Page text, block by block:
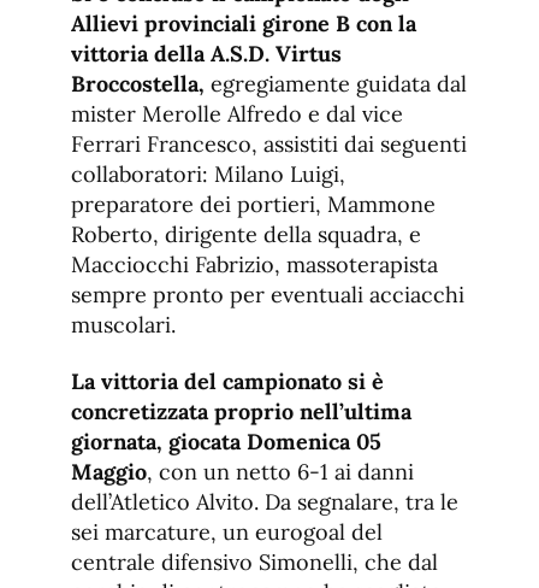
Allievi provinciali girone B con la
vittoria della A.S.D. Virtus
Broccostella, egregiamente guidata dal
mister Merolle Alfredo e dal vice
Ferrari Francesco, assistiti dai seguenti
collaboratori: Milano Luigi,
preparatore dei portieri, Mammone
Roberto, dirigente della squadra, e
Macciocchi Fabrizio, massoterapista
sempre pronto per eventuali acciacchi
muscolari.
La vittoria del campionato si è
concretizzata proprio nell’ultima
giornata, giocata Domenica 05
Maggio, con un netto 6-1 ai danni
dell’Atletico Alvito. Da segnalare, tra le
sei marcature, un eurogoal del
centrale difensivo Simonelli, che dal